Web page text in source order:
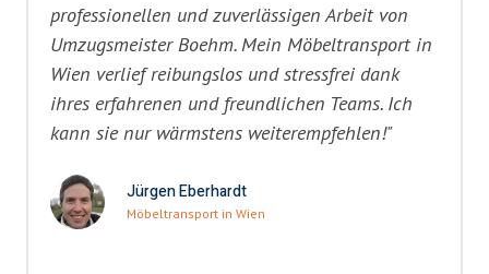
professionellen und zuverlässigen Arbeit von
Umzugsmeister Boehm. Mein Möbeltransport in
Wien verlief reibungslos und stressfrei dank
ihres erfahrenen und freundlichen Teams. Ich
kann sie nur wärmstens weiterempfehlen!"
Jürgen Eberhardt
Möbeltransport in Wien